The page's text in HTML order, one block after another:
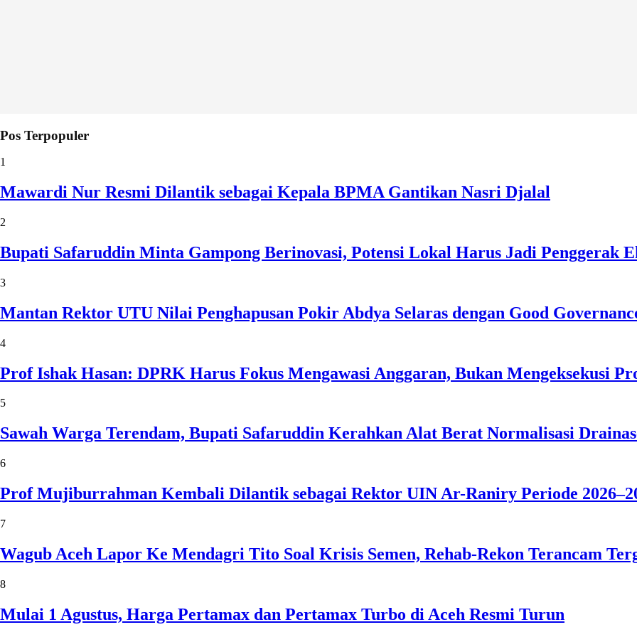
Pos Terpopuler
1
Mawardi Nur Resmi Dilantik sebagai Kepala BPMA Gantikan Nasri Djalal
2
Bupati Safaruddin Minta Gampong Berinovasi, Potensi Lokal Harus Jadi Penggerak
3
Mantan Rektor UTU Nilai Penghapusan Pokir Abdya Selaras dengan Good
4
Prof Ishak Hasan: DPRK Harus Fokus Mengawasi Anggaran, Bukan Mengeksekusi
5
Sawah Warga Terendam, Bupati Safaruddin Kerahkan Alat Berat Normalisasi
6
Prof Mujiburrahman Kembali Dilantik sebagai Rektor UIN Ar-Raniry Periode
7
Wagub Aceh Lapor Ke Mendagri Tito Soal Krisis Semen, Rehab-Rekon Terancam
8
Mulai 1 Agustus, Harga Pertamax dan Pertamax Turbo di Aceh Resmi Turun